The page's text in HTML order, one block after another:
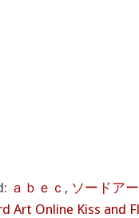
ａｂｅｃ , ソードア
Art Online Kiss and